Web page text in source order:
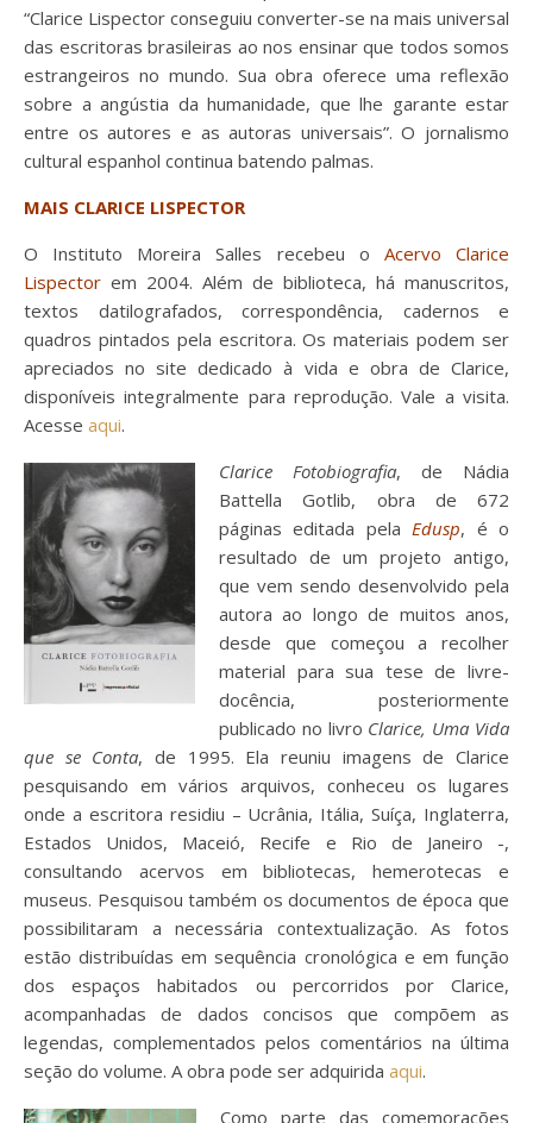
“Clarice Lispector conseguiu converter-se na mais universal
das escritoras brasileiras ao nos ensinar que todos somos
estrangeiros no mundo. Sua obra oferece uma reflexão
sobre a angústia da humanidade, que lhe garante estar
entre os autores e as autoras universais”. O jornalismo
cultural espanhol continua batendo palmas.
MAIS CLARICE LISPECTOR
O Instituto Moreira Salles recebeu o Acervo Clarice
Lispector em 2004. Além de biblioteca, há manuscritos,
textos datilografados, correspondência, cadernos e
quadros pintados pela escritora. Os materiais podem ser
apreciados no site dedicado à vida e obra de Clarice,
disponíveis integralmente para reprodução. Vale a visita.
Acesse aqui.
Clarice Fotobiografia, de Nádia
Battella Gotlib, obra de 672
páginas editada pela Edusp, é o
resultado de um projeto antigo,
que vem sendo desenvolvido pela
autora ao longo de muitos anos,
desde que começou a recolher
material para sua tese de livre-
docência, posteriormente
publicado no livro Clarice, Uma Vida
que se Conta, de 1995. Ela reuniu imagens de Clarice
pesquisando em vários arquivos, conheceu os lugares
onde a escritora residiu – Ucrânia, Itália, Suíça, Inglaterra,
Estados Unidos, Maceió, Recife e Rio de Janeiro -,
consultando acervos em bibliotecas, hemerotecas e
museus. Pesquisou também os documentos de época que
possibilitaram a necessária contextualização. As fotos
estão distribuídas em sequência cronológica e em função
dos espaços habitados ou percorridos por Clarice,
acompanhadas de dados concisos que compõem as
legendas, complementados pelos comentários na última
seção do volume. A obra pode ser adquirida aqui.
Como parte das comemorações